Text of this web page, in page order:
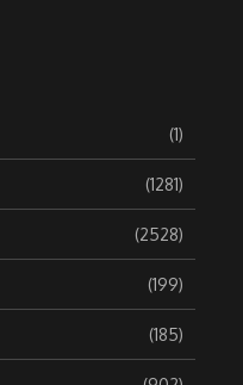
(1)
(1281)
(2528)
(199)
(185)